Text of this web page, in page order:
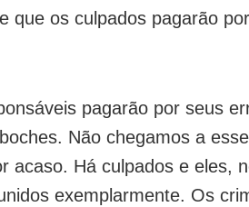
que os culpados pagarão
pagarão por seus
Não chegamos a
acaso. Há culpados e eles,
exemplarmente. Os